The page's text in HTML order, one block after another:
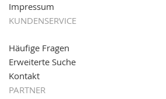
Impressum
KUNDENSERVICE
Häufige Fragen
Erweiterte Suche
Kontakt
PARTNER